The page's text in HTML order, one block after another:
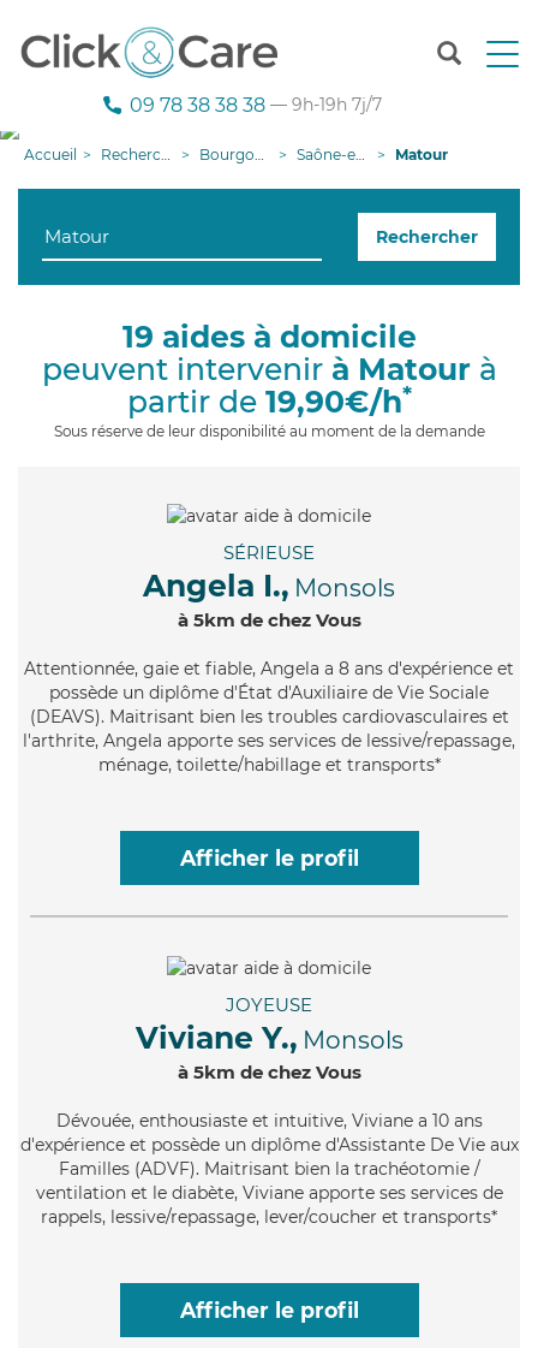
T
n
g
09 78 38 38 38 — 9h-19h 7j/7
Accueil Recherche aide à domicile Bourgogne-Franche-Comté Saône-et-Loire Matour
Rechercher
19 aides à domicile
peuvent intervenir à Matourà
partir de 19,90€/h*
Sous réserve de leur disponibilité au moment de la demande
SÉRIEUSE
Angela I., Monsols
à 5km de chez Vous
Attentionnée, gaie et fiable, Angela a 8 ans d'expérience et
possède un diplôme d'État d'Auxiliaire de Vie Sociale
(DEAVS). Maitrisant bien les troubles cardiovasculaires et
l'arthrite, Angela apporte ses services de lessive/repassage,
ménage, toilette/habillage et transports*
Afficher le profil
JOYEUSE
Viviane Y., Monsols
à 5km de chez Vous
Dévouée, enthousiaste et intuitive, Viviane a 10 ans
d'expérience et possède un diplôme d'Assistante De Vie aux
Familles (ADVF). Maitrisant bien la trachéotomie /
ventilation et le diabète, Viviane apporte ses services de
rappels, lessive/repassage, lever/coucher et transports*
Afficher le profil